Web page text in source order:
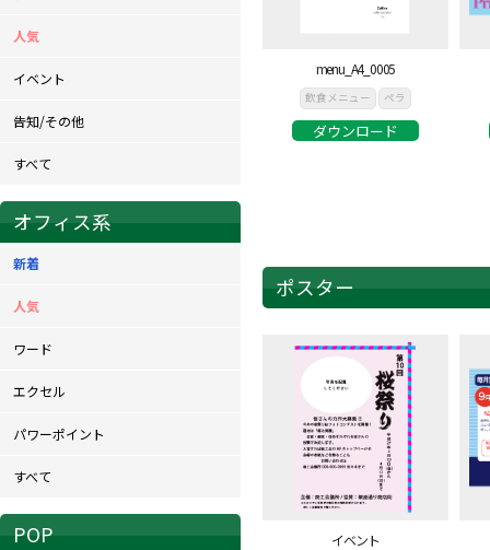
menu_A4_0005
飲食メニュー ペラ
ダウンロード
ポスター
イベント
人気
イベント
告知/その他
すべて
オフィス系
新着
人気
ワード
エクセル
パワーポイント
すべて
POP